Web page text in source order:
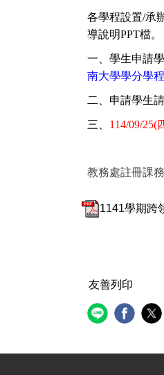
各學程設置/承
導說明PPT檔。
一、學生申請
南大學學分學
二、申請學生
三、 114/09/25(
教務處註冊課
1141學期跨
友善列印